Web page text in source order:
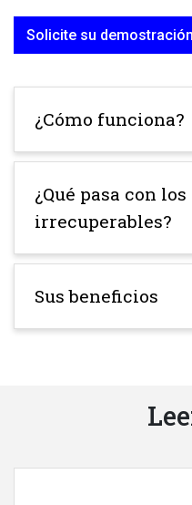
Solicite su
¿Cómo funciona?
¿Qué pasa con
irrecuperables?
Sus beneficios